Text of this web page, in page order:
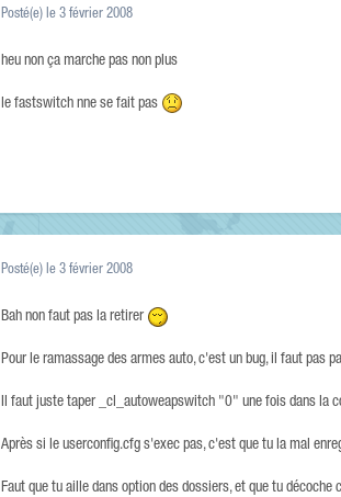
Posté(e) le 3 février 2008
heu non ça marche pas non plus
le fastswitch nne se fait pas
Posté(e) le 3 février 2008
Bah non faut pas la retirer
Pour le ramassage des armes auto, c'est un bug, il faut pas
Il faut juste taper _cl_autoweapswitch "0" une fois dans la
Après si le userconfig.cfg s'exec pas, c'est que tu la mal
Faut que tu aille dans option des dossiers, et que tu